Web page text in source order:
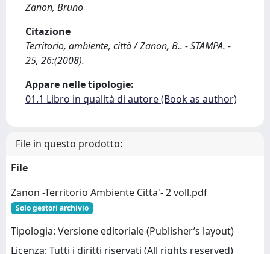
Zanon, Bruno
Citazione
Territorio, ambiente, città / Zanon, B.. - STAMPA. -
25, 26:(2008).
Appare nelle tipologie:
01.1 Libro in qualità di autore (Book as author)
File in questo prodotto:
File
Zanon -Territorio Ambiente Citta'- 2 voll.pdf
Solo gestori archivio
Tipologia: Versione editoriale (Publisher’s layout)
Licenza: Tutti i diritti riservati (All rights reserved)